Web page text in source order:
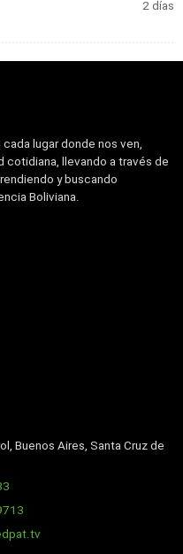
2 días
lugar donde nos ven,
cotidiana, llevando a través de
y buscando
Boliviana.
Buenos Aires, Santa Cruz de